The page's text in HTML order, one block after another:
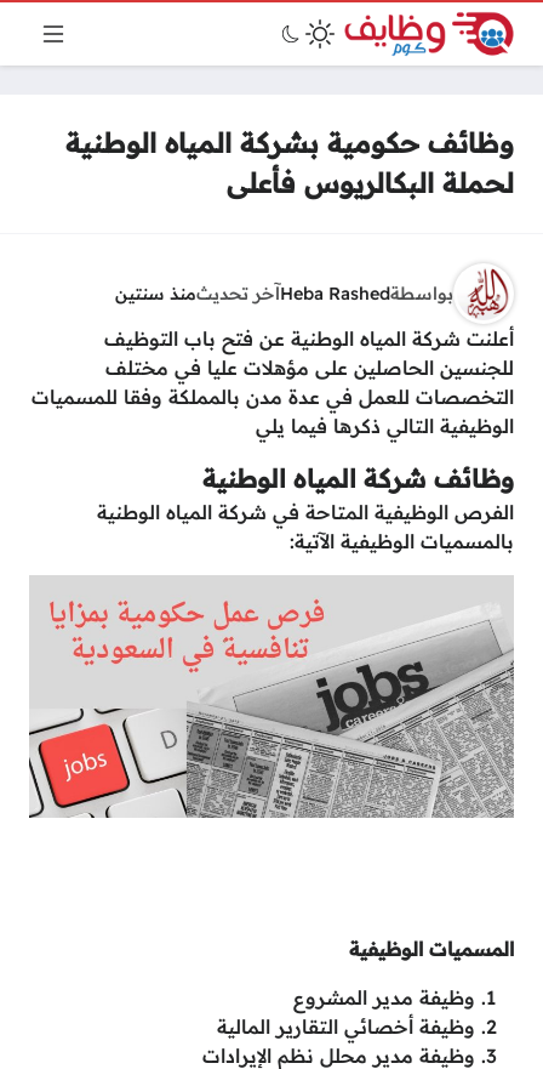
وظائف حكومية بشركة المياه الوطنية
لحملة البكالريوس فأعلى
بواسطةHeba Rashedآخر تحديثمنذ سنتين
أعلنت شركة المياه الوطنية عن فتح باب التوظيف
للجنسين الحاصلين على مؤهلات عليا في مختلف
التخصصات للعمل في عدة مدن بالمملكة وفقا للمسميات
الوظيفية التالي ذكرها فيما يلي
وظائف شركة المياه الوطنية
الفرص الوظيفية المتاحة في شركة المياه الوطنية
بالمسميات الوظيفية الآتية:
المسميات الوظيفية
وظيفة مدير المشروع
وظيفة أخصائي التقارير المالية
وظيفة مدير محلل نظم الإيرادات